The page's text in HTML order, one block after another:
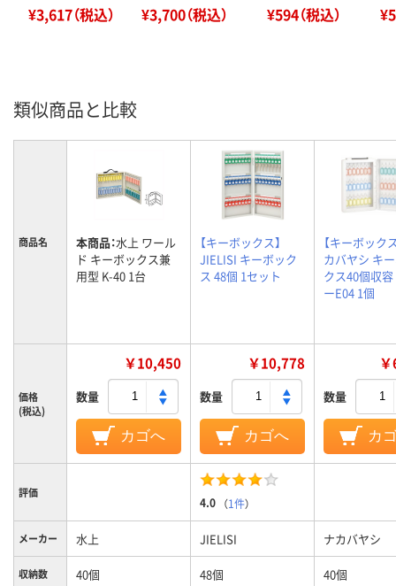
¥3,617（税込） ¥3,700（税込） ¥594（税込）
類似商品と比較
商品名 本商品：水上 ワール
ド キーボックス兼
用型 K-40 1台
【キーボックス】
JIELISI キーボック
ス 48個 1セット
【キーボック
カバヤシ キ
クス40個収容
ーE04 1個
価格
(税込)
￥10,450
数量
カゴへ
￥10,778
数量
カゴへ
数量
カ
評価
4.0 （1件）
メーカー 水上 JIELISI ナカバヤシ
収納数 40個 48個 40個